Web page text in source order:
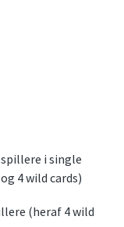
i single
4 wild cards)
(heraf 4 wild